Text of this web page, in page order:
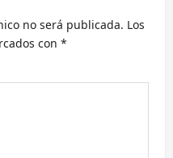
no será publicada. Los
con *